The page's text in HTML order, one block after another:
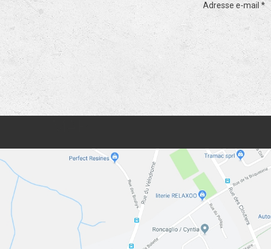
L'électricité : un élément
l'habitation.Charlier-Numelec
proposent la réalisation de
installations électriques, la mise en
conformité et la rénovation
d’installations existantes ainsi que
Adresse e-mail *